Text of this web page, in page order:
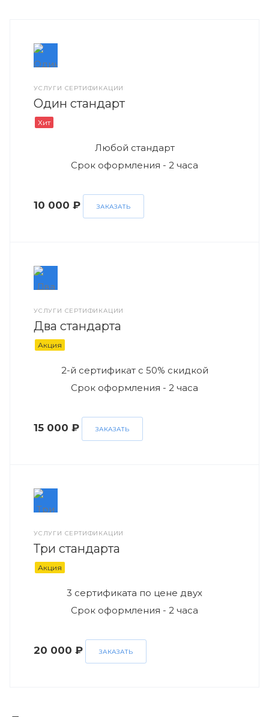
УСЛУГИ СЕРТИФИКАЦИИ
Один стандарт
Хит
Любой стандарт
Срок оформления - 2 часа
10 000 ₽ ЗАКАЗАТЬ
УСЛУГИ СЕРТИФИКАЦИИ
Два стандарта
Акция
2-й сертификат с 50% скидкой
Срок оформления - 2 часа
15 000 ₽ ЗАКАЗАТЬ
УСЛУГИ СЕРТИФИКАЦИИ
Три стандарта
Акция
3 сертификата по цене двух
Срок оформления - 2 часа
20 000 ₽ ЗАКАЗАТЬ